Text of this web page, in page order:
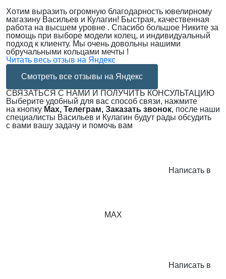
Хотим выразить огромную благодарность ювелирному
магазину Васильев и Кулагин! Быстрая, качественная
работа на высшем уровне . Спасибо большое Никите за
помощь при выборе модели колец, и индивидуальный
подход к клиенту. Мы очень довольны нашими
обручальными кольцами мечты !
Читать весь отзыв на Яндекс
Смотреть все отзывы на Яндекс
СВЯЗАТЬСЯ С НАМИ И ПОЛУЧИТЬ КОНСУЛЬТАЦИЮ
Выберите удобный для вас способ связи, нажмите
на кнопку Max, Телеграм, Заказать звонок, после наши
специалисты Васильев и Кулагин будут рады обсудить
с вами вашу задачу и помочь вам
Написать в
MAX
Написать в